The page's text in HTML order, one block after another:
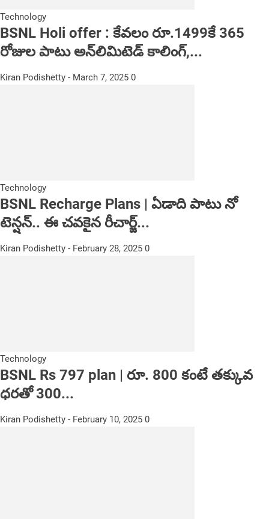
Technology
BSNL Holi offer : కేవలం రూ.1499కే 365
రోజుల పాటు అన్‌లిమిటెడ్‌ కాలింగ్,...
Kiran Podishetty - March 7, 2025 0
Technology
BSNL Recharge Plans | ఏడాది పాటు నో
టెన్ష‌న్‌.. ఈ చవ‌కైన‌ రీచార్జ్...
Kiran Podishetty - February 28, 2025 0
Technology
BSNL Rs 797 plan | రూ. 800 కంటే తక్కువ
ధరతో 300...
Kiran Podishetty - February 10, 2025 0